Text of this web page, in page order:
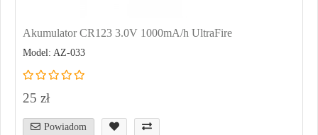
Akumulator CR123 3.0V 1000mA/h UltraFire
Model: AZ-033
25 zł
Powiadom